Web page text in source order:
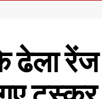
के ढेला